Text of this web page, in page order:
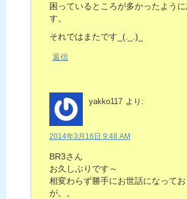
困っているところが多かったように
す。
それではまたです_(._.)_
返信
yakko117 より:
2014年3月16日 9:48 AM
BR3さん
お久しぶりです～
相変わらず勝手にお世話になって
が。。